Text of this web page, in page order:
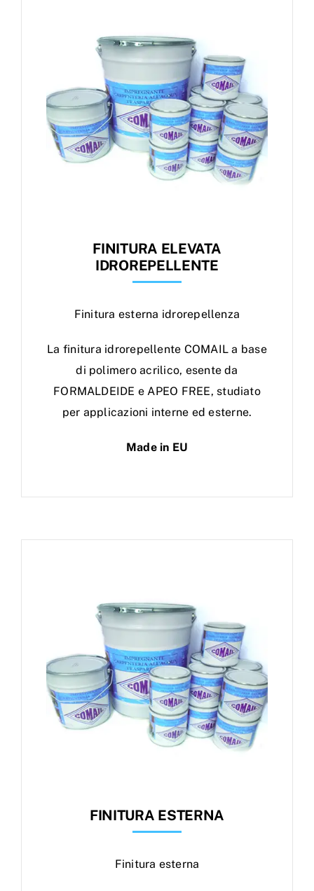
FINITURA ELEVATA
IDROREPELLENTE
Finitura esterna idrorepellenza
La finitura idrorepellente COMAIL a base
di polimero acrilico, esente da
FORMALDEIDE e APEO FREE, studiato
per applicazioni interne ed esterne.
Made in EU
FINITURA ESTERNA
Finitura esterna